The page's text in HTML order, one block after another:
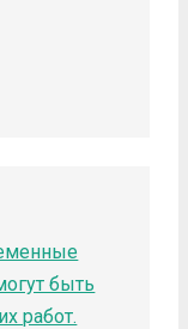
быть
работ.